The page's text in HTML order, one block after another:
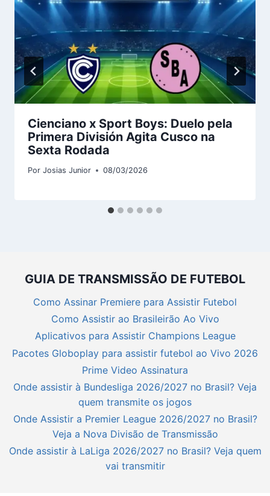
Cienciano x Sport Boys: Duelo pela
Primera División Agita Cusco na
Sexta Rodada
Por Josias Junior 08/03/2026
GUIA DE TRANSMISSÃO DE FUTEBOL
Como Assinar Premiere para Assistir Futebol
Como Assistir ao Brasileirão Ao Vivo
Aplicativos para Assistir Champions League
Pacotes Globoplay para assistir futebol ao Vivo 2026
Prime Video Assinatura
Onde assistir à Bundesliga 2026/2027 no Brasil? Veja
quem transmite os jogos
Onde Assistir a Premier League 2026/2027 no Brasil?
Veja a Nova Divisão de Transmissão
Onde assistir à LaLiga 2026/2027 no Brasil? Veja quem
vai transmitir